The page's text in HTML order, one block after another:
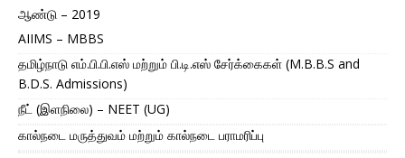
ஆண்டு – 2019
AIIMS – MBBS
தமிழ்நாடு எம்.பி.பி.எஸ் மற்றும் பி.டி.எஸ் சேர்க்கைகள் (M.B.B.S and
B.D.S. Admissions)
நீட் (இளநிலை) – NEET (UG)
கால்நடை மருத்துவம் மற்றும் கால்நடை பராமரிப்பு